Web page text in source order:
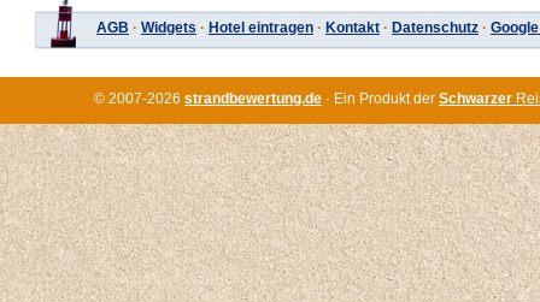
AGB · Widgets · Hotel eintragen · Kontakt · Datenschutz ·
© 2007-2026 strandbewertung.de · Ein Produkt der Schwarzer